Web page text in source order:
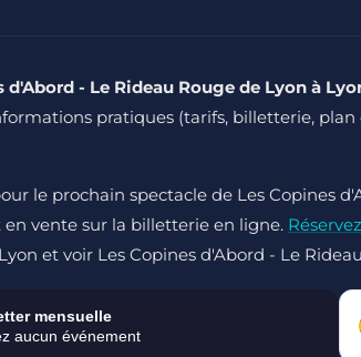
d'Abord - Le Rideau Rouge de Lyon à
pratiques (tarifs, billetterie,
le prochain spectacle de Les Copines
en vente sur la billetterie en ligne.
et voir Les Copines d'Abord - Le
mensuelle
aucun événement